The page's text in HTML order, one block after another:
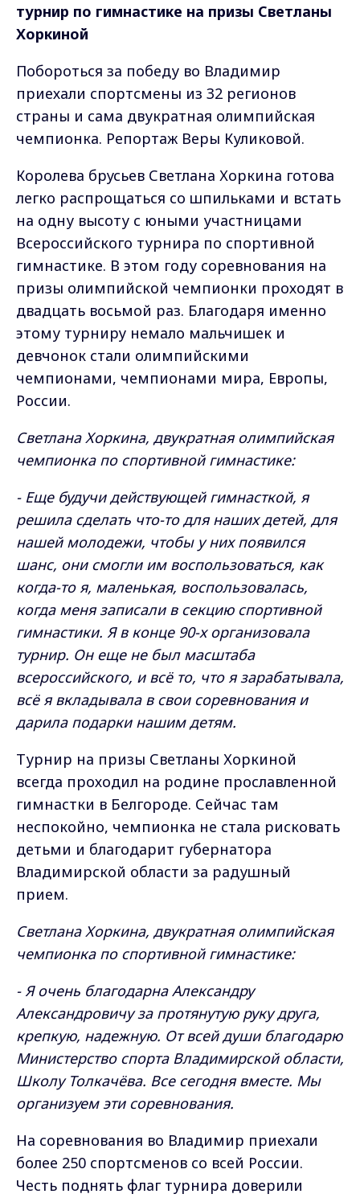
турнир по гимнастике на призы Светланы
Хоркиной
Побороться за победу во Владимир
приехали спортсмены из 32 регионов
страны и сама двукратная олимпийская
чемпионка. Репортаж Веры Куликовой.
Королева брусьев Светлана Хоркина готова
легко распрощаться со шпильками и встать
на одну высоту с юными участницами
Всероссийского турнира по спортивной
гимнастике. В этом году соревнования на
призы олимпийской чемпионки проходят в
двадцать восьмой раз. Благодаря именно
этому турниру немало мальчишек и
девчонок стали олимпийскими
чемпионами, чемпионами мира, Европы,
России.
Светлана Хоркина, двукратная олимпийская
чемпионка по спортивной гимнастике:
- Еще будучи действующей гимнасткой, я
решила сделать что-то для наших детей, для
нашей молодежи, чтобы у них появился
шанс, они смогли им воспользоваться, как
когда-то я, маленькая, воспользовалась,
когда меня записали в секцию спортивной
гимнастики. Я в конце 90-х организовала
турнир. Он еще не был масштаба
всероссийского, и всё то, что я зарабатывала,
всё я вкладывала в свои соревнования и
дарила подарки нашим детям.
Турнир на призы Светланы Хоркиной
всегда проходил на родине прославленной
гимнастки в Белгороде. Сейчас там
неспокойно, чемпионка не стала рисковать
детьми и благодарит губернатора
Владимирской области за радушный
прием.
Светлана Хоркина, двукратная олимпийская
чемпионка по спортивной гимнастике:
- Я очень благодарна Александру
Александровичу за протянутую руку друга,
крепкую, надежную. От всей души благодарю
Министерство спорта Владимирской области,
Школу Толкачёва. Все сегодня вместе. Мы
организуем эти соревнования.
На соревнования во Владимир приехали
более 250 спортсменов со всей России.
Честь поднять флаг турнира доверили